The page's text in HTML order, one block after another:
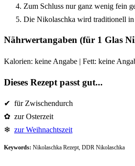
Zum Schluss nur ganz wenig fein
Die Nikolaschka wird traditionell in
Nährwertangaben (für 1 Glas
Kalorien: keine Angabe | Fett: keine
Dieses Rezept passt gut...
✔ für Zwischendurch
✿ zur Osterzeit
❄ zur Weihnachtszeit
Keywords: Nikolaschka Rezept, DDR Nikolaschka